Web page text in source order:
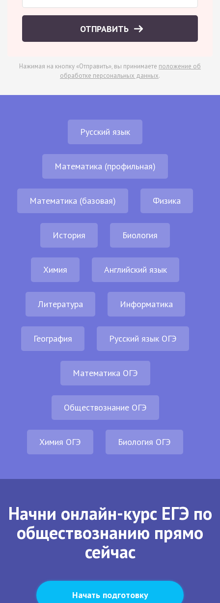
ОТПРАВИТЬ
Нажимая на кнопку «Отправить», вы принимаете положение об
обработке персональных данных.
Русский язык
Математика (профильная)
Математика (базовая) Физика
История Биология
Химия Английский язык
Литература Информатика
География Русский язык ОГЭ
Математика ОГЭ
Обществознание ОГЭ
Химия ОГЭ Биология ОГЭ
Начни онлайн-курс ЕГЭ по
обществознанию прямо
сейчас
Начать подготовку